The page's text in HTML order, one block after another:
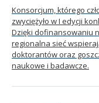
Konsorcjum, którego
zwyciężyło w I edycji
Dzięki dofinansowaniu
regionalna sieć
doktorantów oraz
naukowe i badawcze.